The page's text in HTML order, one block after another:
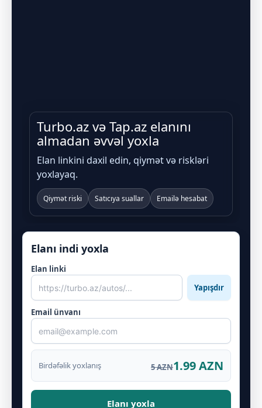
Turbo.az və Tap.az elanını
almadan əvvəl yoxla
Elan linkini daxil edin, qiymət və riskləri
yoxlayaq.
Qiymət riski Satıcıya suallar Emailə hesabat
Elanı indi yoxla
Elan linki
Yapışdır
Email ünvanı
Birdəfəlik yoxlanış 5 AZN1.99 AZN
Elanı yoxla